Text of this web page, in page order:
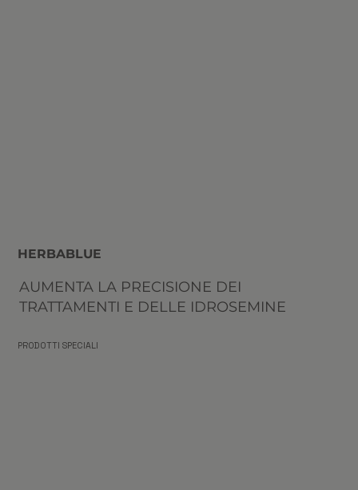
HERBABLUE
AUMENTA LA PRECISIONE DEI
TRATTAMENTI E DELLE IDROSEMINE
PRODOTTI SPECIALI